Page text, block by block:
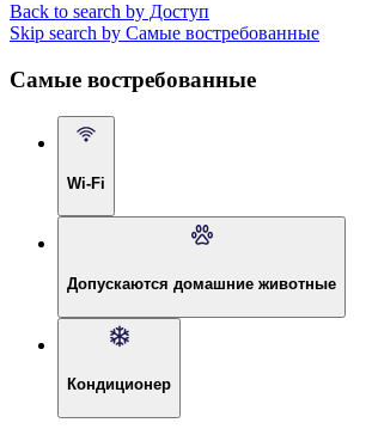
Back to search by Доступ
Skip search by Самые востребованные
Самые востребованные
Wi-Fi
Допускаются домашние животные
Кондиционер